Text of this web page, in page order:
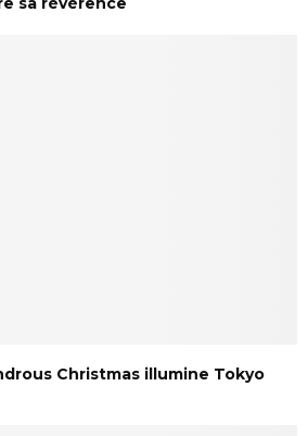
Christmas illumine Tokyo